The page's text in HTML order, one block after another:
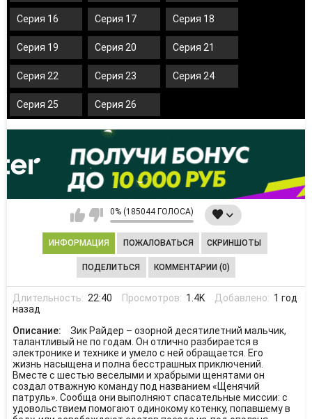
Серия 16 Серия 17 Серия 18
Серия 19 Серия 20 Серия 21
Серия 22 Серия 23 Серия 24
Серия 25 Серия 26
0% (185044 ГОЛОСА)
ИНФОРМАЦИЯ ПОЖАЛОВАТЬСЯ СКРИНШОТЫ
ПОДЕЛИТЬСЯ КОММЕНТАРИИ (0)
Длительность: 22:40 Просмотров: 1.4K Добавлено: 1 год
назад
Описание:
Зик Райдер – озорной десятилетний мальчик,
талантливый не по годам. Он отлично разбирается в
электронике и технике и умело с ней обращается. Его
жизнь насыщена и полна бесстрашных приключений.
Вместе с шестью веселыми и храбрыми щенятами он
создал отважную команду под названием «Щенячий
патруль». Сообща они выполняют спасательные миссии: с
удовольствием помогают одинокому котенку, попавшему в